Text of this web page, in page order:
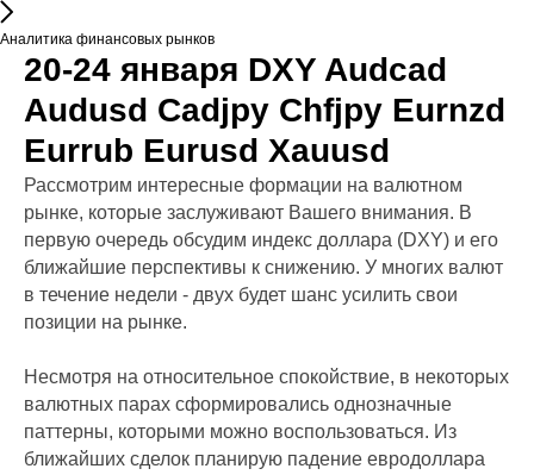
Аналитика финансовых рынков
20-24 января DXY Audcad
Audusd Cadjpy Chfjpy Eurnzd
Eurrub Eurusd Xauusd
Рассмотрим интересные формации на валютном
рынке, которые заслуживают Вашего внимания. В
первую очередь обсудим индекс доллара (DXY) и его
ближайшие перспективы к снижению. У многих валют
в течение недели - двух будет шанс усилить свои
позиции на рынке.
Несмотря на относительное спокойствие, в некоторых
валютных парах сформировались однозначные
паттерны, которыми можно воспользоваться. Из
ближайших сделок планирую падение евродоллара